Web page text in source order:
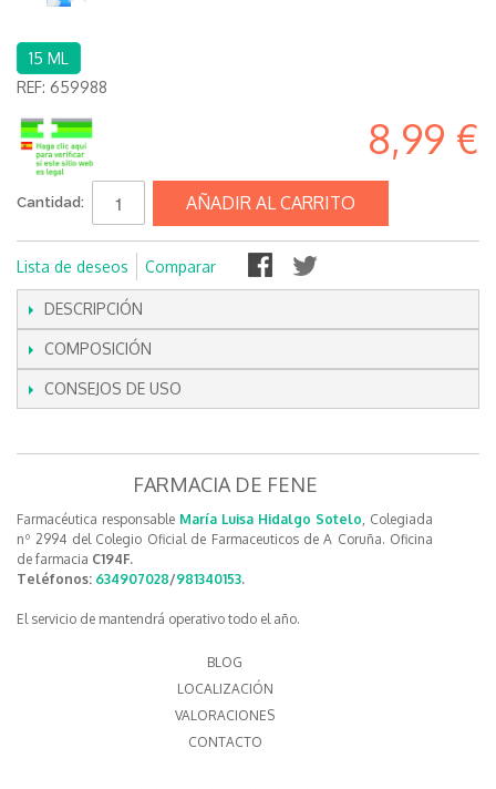
15 ML
REF: 659988
8,99 €
Cantidad: AÑADIR AL CARRITO
Lista de deseos Comparar
DESCRIPCIÓN
COMPOSICIÓN
CONSEJOS DE USO
FARMACIA DE FENE
Farmacéutica responsable María Luisa Hidalgo Sotelo, Colegiada
nº 2994 del Colegio Oficial de Farmaceuticos de A Coruña. Oficina
de farmacia C194F.
Teléfonos: 634907028/981340153.
El servicio de mantendrá operativo todo el año.
BLOG
LOCALIZACIÓN
VALORACIONES
CONTACTO